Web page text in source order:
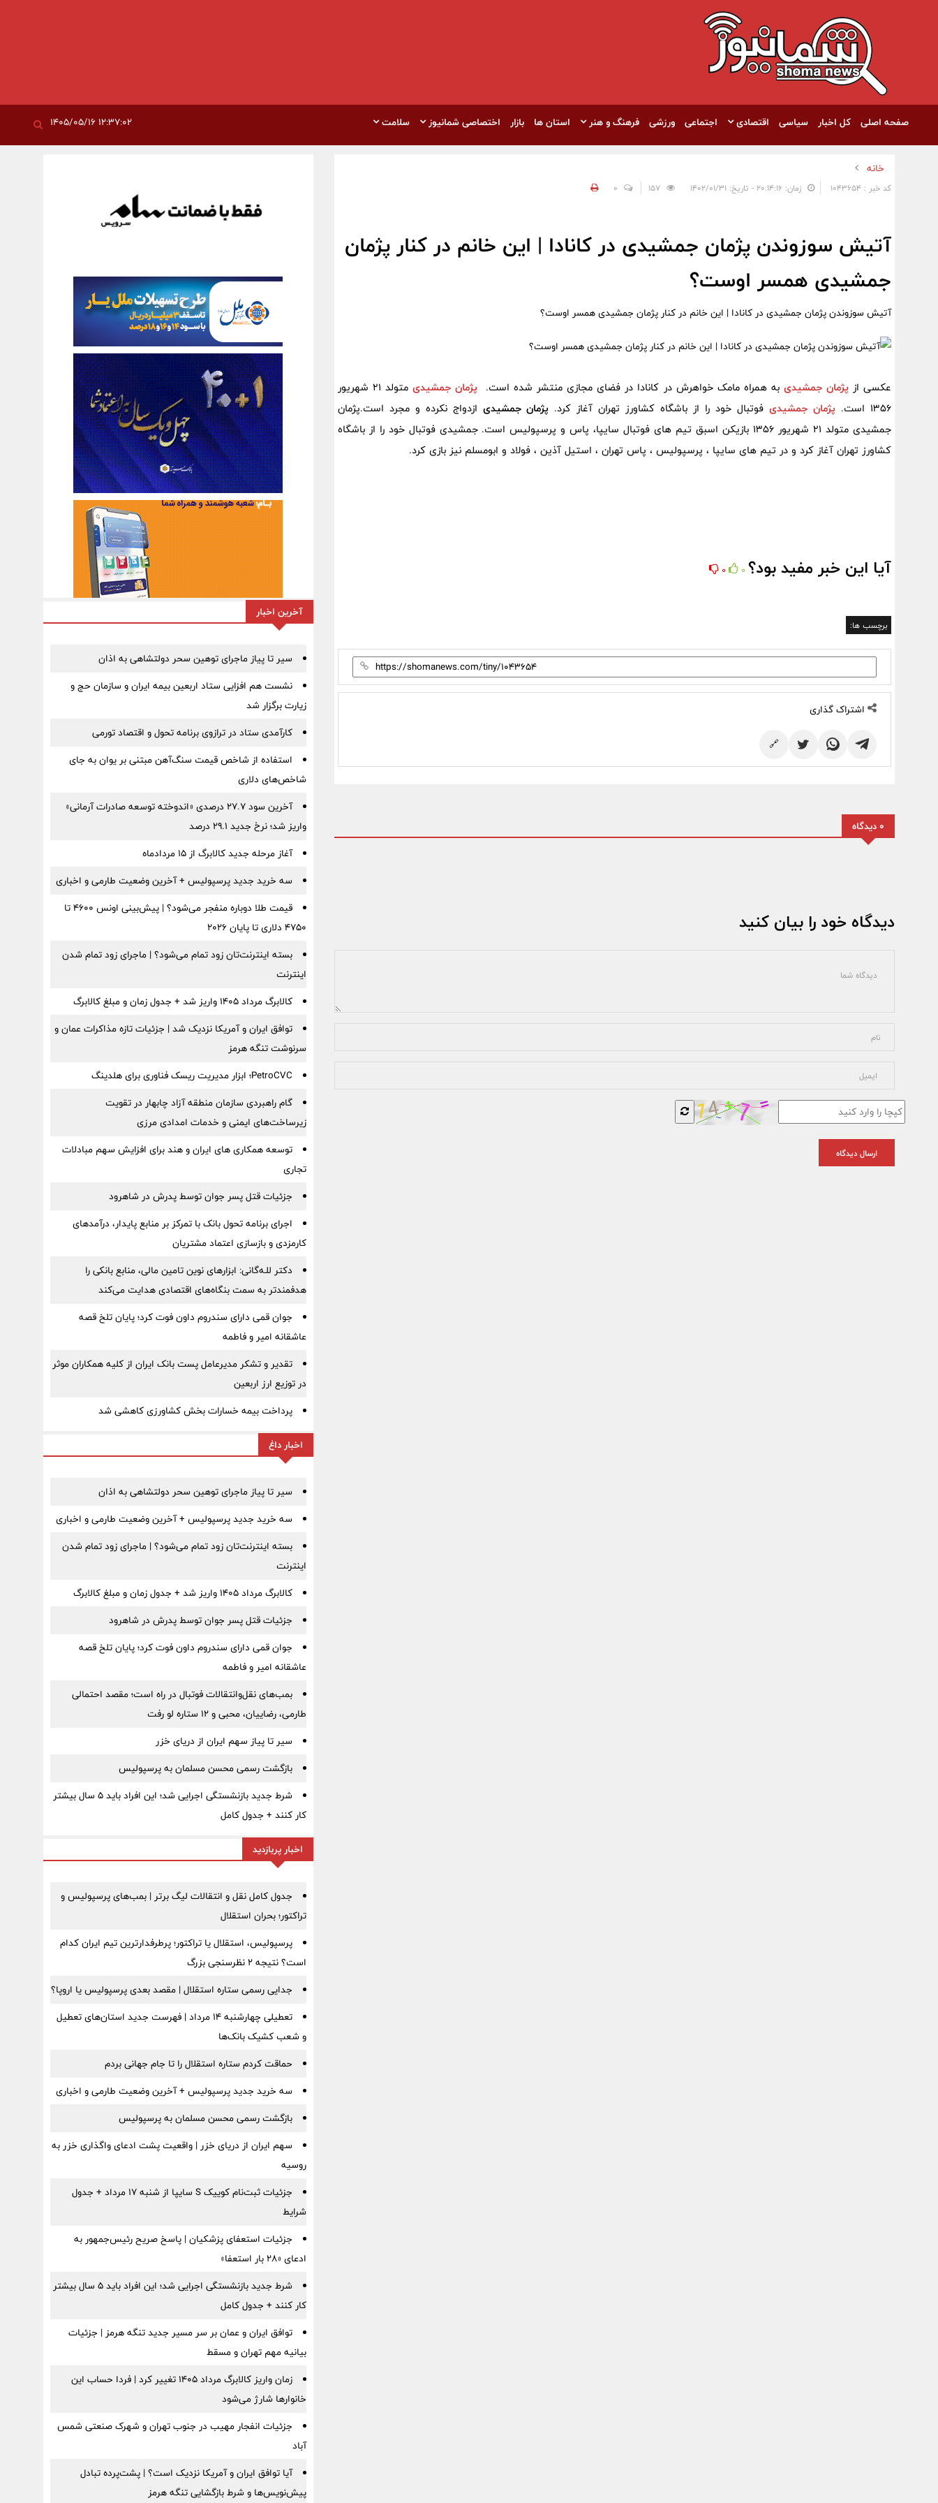
صفحه اصلی کل اخبار سیاسی اقتصادی اجتماعی ورزشی فرهنگ و هنر استان ها بازار اختصاصی شمانیوز سلامت
خانه
کد خبر : 1043654 زمان: ۲۰:۱۴:۱۶ - تاریخ: ۱۴۰۲/۰۱/۳۱ 0
آتیش سوزوندن پژمان جمشیدی در کانادا | این خانم در کنار پژمان
جمشیدی همسر اوست؟
آتیش سوزوندن پژمان جمشیدی در کانادا | این خانم در کنار پژمان جمشیدی همسر اوست؟
عکسی ازپژمان جمشیدی به همراه مامک خواهرش در کانادا در فضای مجازی منتشر شده است.پژمان جمشیدی
متولد 21 شهریور
1356 است.
پژمان جمشیدیفوتبال خود را از باشگاه کشاورز تهران آغاز کرد. پژمان جمشیدی ازدواج نکرده و مجرد است.پژمان
جمشیدی متولد 21 شهریور 1356 بازیکن اسبق تیم های فوتبال سایپا، پاس و پرسپولیس است. جمشیدی فوتبال خود را از باشگاه
کشاورز تهران آغاز کرد و در تیم های سایپا ، پرسپولیس ، پاس تهران ، استیل آذین ، فولاد و ابومسلم نیز بازی کرد.
آیا این خبر مفید بود؟ 0
0
برچسب ها:
اشتراک گذاری
🔗
0 دیدگاه
دیدگاه خود را بیان کنید
ارسال دیدگاه
آخرین اخبار
سیر تا پیاز ماجرای توهین سحر دولتشاهی به اذان
نشست هم افزایی ستاد اربعین بیمه ایران و سازمان حج و
زیارت برگزار شد
کارآمدی ستاد در ترازوی برنامه تحول و اقتصاد تورمی
استفاده از شاخص قیمت سنگ‌آهن مبتنی بر یوان به جای
شاخص‌های دلاری
آخرین سود ۲۷.۷ درصدی «اندوخته توسعه صادرات آرمانی»
واریز شد؛ نرخ جدید ۲۹.۱ درصد
آغاز مرحله جدید کالابرگ از ۱۵ مردادماه
سه خرید جدید پرسپولیس + آخرین وضعیت طارمی و اخباری
قیمت طلا دوباره منفجر می‌شود؟ | پیش‌بینی اونس ۴۶۰۰ تا
۴۷۵۰ دلاری تا پایان ۲۰۲۶
بسته اینترنت‌تان زود تمام می‌شود؟ | ماجرای زود تمام شدن
اینترنت
کالابرگ مرداد ۱۴۰۵ واریز شد + جدول زمان و مبلغ کالابرگ
توافق ایران و آمریکا نزدیک شد | جزئیات تازه مذاکرات عمان و
سرنوشت تنگه هرمز
PetroCVC؛ ابزار مدیریت ریسک فناوری برای هلدینگ
گام راهبردی سازمان منطقه آزاد چابهار در تقویت
زیرساخت‌های ایمنی و خدمات امدادی مرزی
توسعه همکاری های ایران و هند برای افزایش سهم مبادلات
تجاری
جزئیات قتل پسر جوان توسط پدرش در شاهرود
اجرای برنامه تحول بانک با تمرکز بر منابع پایدار، درآمدهای
کارمزدی و بازسازی اعتماد مشتریان
دکتر للـه‌گانی: ابزارهای نوین تامین مالی، منابع بانکی را
هدفمندتر به سمت بنگاه‌های اقتصادی هدایت می‌کند
جوان قمی دارای سندروم داون فوت کرد؛ پایان تلخ قصه
عاشقانه امیر و فاطمه
تقدیر و تشکر مدیرعامل پست بانک ایران از کلیه همکاران موثر
در توزیع ارز اربعین
پرداخت بیمه خسارات بخش کشاورزی کاهشی شد
اخبار داغ
سیر تا پیاز ماجرای توهین سحر دولتشاهی به اذان
سه خرید جدید پرسپولیس + آخرین وضعیت طارمی و اخباری
بسته اینترنت‌تان زود تمام می‌شود؟ | ماجرای زود تمام شدن
اینترنت
کالابرگ مرداد ۱۴۰۵ واریز شد + جدول زمان و مبلغ کالابرگ
جزئیات قتل پسر جوان توسط پدرش در شاهرود
جوان قمی دارای سندروم داون فوت کرد؛ پایان تلخ قصه
عاشقانه امیر و فاطمه
بمب‌های نقل‌وانتقالات فوتبال در راه است؛ مقصد احتمالی
طارمی، رضاییان، محبی و ۱۲ ستاره لو رفت
سیر تا پیاز سهم ایران از دریای خزر
بازگشت رسمی محسن مسلمان به پرسپولیس
شرط جدید بازنشستگی اجرایی شد؛ این افراد باید ۵ سال بیشتر
کار کنند + جدول کامل
اخبار پربازدید
جدول کامل نقل و انتقالات لیگ برتر | بمب‌های پرسپولیس و
تراکتور؛ بحران استقلال
پرسپولیس، استقلال یا تراکتور؛ پرطرفدارترین تیم ایران کدام
است؟ نتیجه ۲ نظرسنجی بزرگ
جدایی رسمی ستاره استقلال | مقصد بعدی پرسپولیس یا اروپا؟
تعطیلی چهارشنبه ۱۴ مرداد | فهرست جدید استان‌های تعطیل
و شعب کشیک بانک‌ها
حماقت کردم ستاره استقلال را تا جام جهانی بردم
سه خرید جدید پرسپولیس + آخرین وضعیت طارمی و اخباری
بازگشت رسمی محسن مسلمان به پرسپولیس
سهم ایران از دریای خزر | واقعیت پشت ادعای واگذاری خزر به
روسیه
جزئیات ثبت‌نام کوییک S سایپا از شنبه ۱۷ مرداد + جدول
شرایط
جزئیات استعفای پزشکیان | پاسخ صریح رئیس‌جمهور به
ادعای «۲۸ بار استعفا»
شرط جدید بازنشستگی اجرایی شد؛ این افراد باید ۵ سال بیشتر
کار کنند + جدول کامل
توافق ایران و عمان بر سر مسیر جدید تنگه هرمز | جزئیات
بیانیه مهم تهران و مسقط
زمان واریز کالابرگ مرداد ۱۴۰۵ تغییر کرد | فردا حساب این
خانوارها شارژ می‌شود
جزئیات انفجار مهیب در جنوب تهران و شهرک صنعتی شمس
آباد
آیا توافق ایران و آمریکا نزدیک است؟ | پشت‌پرده تبادل
پیش‌نویس‌ها و شرط بازگشایی تنگه هرمز